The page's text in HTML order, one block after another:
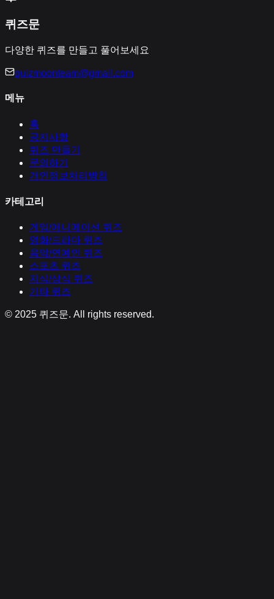
퀴즈문
다양한 퀴즈를 만들고 풀어보세요
quizmoonteam@gmail.com
메뉴
홈
공지사항
퀴즈 만들기
문의하기
개인정보처리방침
카테고리
게임/애니메이션 퀴즈
영화/드라마 퀴즈
음악/연예인 퀴즈
스포츠 퀴즈
지식/상식 퀴즈
기타 퀴즈
© 2025 퀴즈문. All rights reserved.